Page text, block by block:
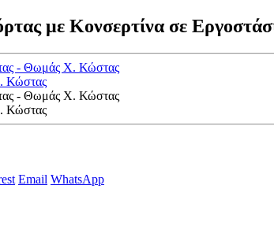
με Κονσερτίνα σε
Email WhatsApp